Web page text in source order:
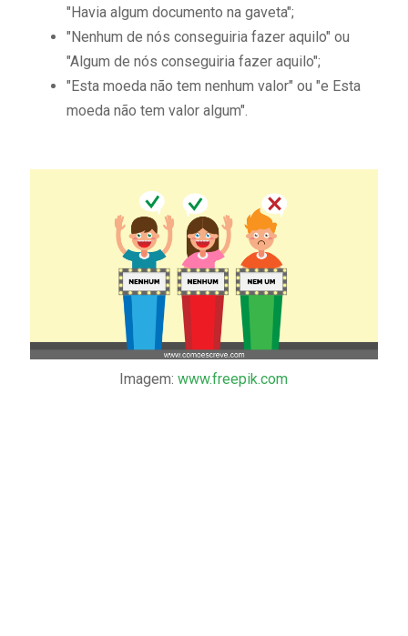
"Havia algum documento na gaveta";
"Nenhum de nós conseguiria fazer aquilo" ou
"Algum de nós conseguiria fazer aquilo";
"Esta moeda não tem nenhum valor" ou "e Esta
moeda não tem valor algum".
Imagem:www.freepik.com